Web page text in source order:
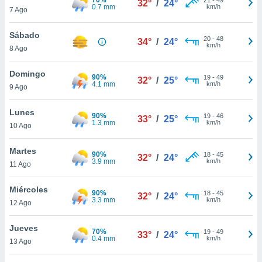
más
nuestra
y
de
disponible
cookies
aceptar
7 Ago
0.7 mm
32° / 24°
km/h
Sábado
8 Ago
34° / 24° 20- 48
km/h
Domingo
9 Ago
90%
4.1 mm
32° / 25° 19- 49
km/h
Lunes
10 Ago
90%
1.3 mm
33° / 25° 19- 46
km/h
Martes
11 Ago
90%
3.9 mm
32° / 24° 18- 45
km/h
Miércoles
12 Ago
90%
3.3 mm
32° / 24° 18- 45
km/h
Jueves
13 Ago
70%
0.4 mm
33° / 24° 19- 49
km/h